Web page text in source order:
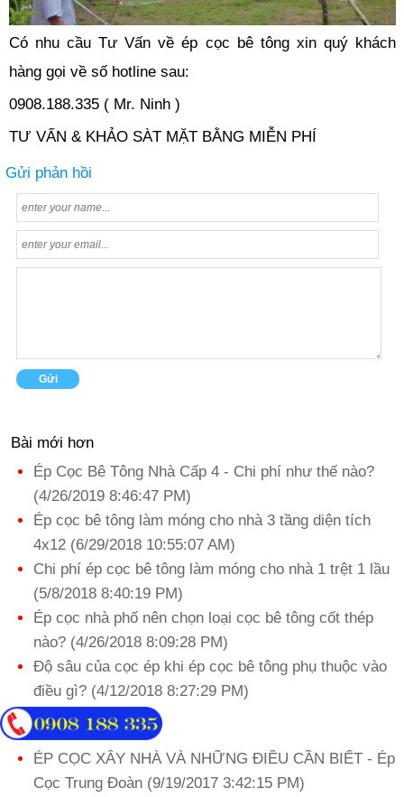
Có nhu cầu Tư Vấn về ép cọc bê tông xin quý khách
hàng gọi về số hotline sau:
0908.188.335 ( Mr. Ninh )
TƯ VẤN & KHẢO SÀT MẶT BẰNG MIỄN PHÍ
Gửi phản hồi
Bài mới hơn
Ép Cọc Bê Tông Nhà Cấp 4 - Chi phí như thế nào?
(4/26/2019 8:46:47 PM)
Ép cọc bê tông làm móng cho nhà 3 tầng diện tích
4x12 (6/29/2018 10:55:07 AM)
Chi phí ép cọc bê tông làm móng cho nhà 1 trệt 1 lầu
(5/8/2018 8:40:19 PM)
Ép cọc nhà phố nên chọn loại cọc bê tông cốt thép
nào? (4/26/2018 8:09:28 PM)
Độ sâu của cọc ép khi ép cọc bê tông phụ thuộc vào
điều gì? (4/12/2018 8:27:29 PM)
Bài cùng chuyên mục
ÉP CỌC XÂY NHÀ VÀ NHỮNG ĐIỀU CẦN BIẾT - Ép
Cọc Trung Đoàn (9/19/2017 3:42:15 PM)